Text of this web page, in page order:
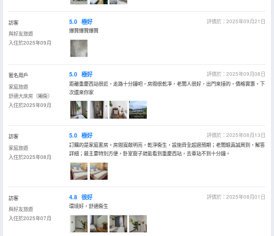
訪客
與好友旅遊
入住於2025年09月
5.0 極好
評價於：2025年09月21日
爆贊爆贊爆贊
匿名用戶
家庭旅遊
舒適大床房（獨衞）
入住於2025年09月
5.0 極好
評價於：2025年09月08日
距離重慶西站很近，走路十分鐘吧，房間很乾凈，老闆人很好，出門來接的，價格實惠，下
次還來你家
訪客
家庭旅遊
入住於2025年08月
5.0 極好
評價於：2025年08月13日
訂購的是家庭套房。房間寬敞明亮，乾淨衞生，設施齊全超過預期；老闆娘真誠周到，解答
詳細；最主要特別方便，卧室窗子就能看到重慶西站，去車站不到十分鐘。
訪客
與好友旅遊
入住於2025年07月
4.8 很好
評價於：2025年08月01日
環境好，舒適衞生